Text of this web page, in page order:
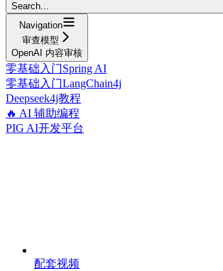
Search...
Navigation
审查模型
OpenAI 内容审核
零基础入门Spring AI
零基础入门LangChain4j
Deepseek4j教程
🔥 AI 辅助编程
PIG AI开发平台
配套视频